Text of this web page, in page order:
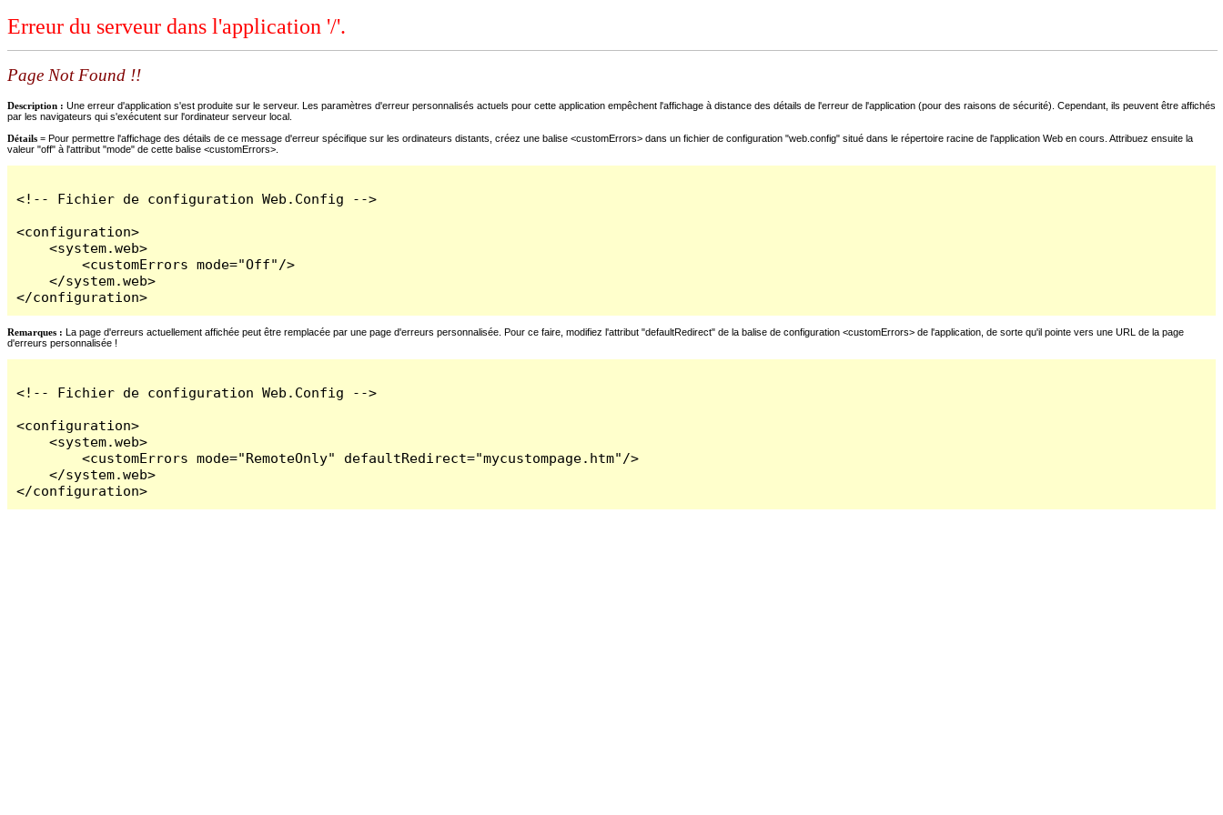
Erreur du serveur dans l'application '/'.
Page Not Found !!
Description : Une erreur d'application s'est produite sur le serveur. Les paramètres d'erreur personnalisés actuels pour cette application empêchent l'affichage à distance des détails de l'erreur de l'application (pour des raisons de sécurité). Cependant, ils peuvent être affichés
par les navigateurs qui s'exécutent sur l'ordinateur serveur local.
Détails = Pour permettre l'affichage des détails de ce message d'erreur spécifique sur les ordinateurs distants, créez une balise <customErrors> dans un fichier de configuration "web.config" situé dans le répertoire racine de l'application Web en cours. Attribuez ensuite la
valeur "off" à l'attribut "mode" de cette balise <customErrors>.
<!-- Fichier de configuration Web.Config -->
<configuration>
    <system.web>
        <customErrors mode="Off"/>
    </system.web>
</configuration>
Remarques : La page d'erreurs actuellement affichée peut être remplacée par une page d'erreurs personnalisée. Pour ce faire, modifiez l'attribut "defaultRedirect" de la balise de configuration <customErrors> de l'application, de sorte qu'il pointe vers une URL de la page
d'erreurs personnalisée !
<!-- Fichier de configuration Web.Config -->
<configuration>
    <system.web>
        <customErrors mode="RemoteOnly" defaultRedirect="mycustompage.htm"/>
    </system.web>
</configuration>